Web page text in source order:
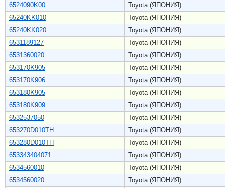
6524090K00
Toyota (ЯПОНИЯ)
65240KK010
Toyota (ЯПОНИЯ)
65240KK020
Toyota (ЯПОНИЯ)
6531189127
Toyota (ЯПОНИЯ)
6531360020
Toyota (ЯПОНИЯ)
653170K905
Toyota (ЯПОНИЯ)
653170K906
Toyota (ЯПОНИЯ)
653180K905
Toyota (ЯПОНИЯ)
653180K909
Toyota (ЯПОНИЯ)
6532537050
Toyota (ЯПОНИЯ)
653270D010TH
Toyota (ЯПОНИЯ)
653280D010TH
Toyota (ЯПОНИЯ)
653343404071
Toyota (ЯПОНИЯ)
6534560010
Toyota (ЯПОНИЯ)
6534560020
Toyota (ЯПОНИЯ)